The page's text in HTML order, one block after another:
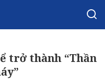
trở thành “Thần